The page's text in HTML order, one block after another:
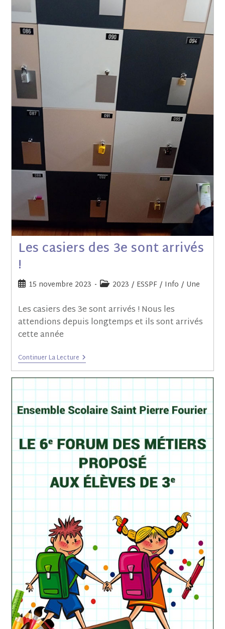
Les casiers des 3e sont arrivés
!
15 novembre 2023 2023 / ESSPF / Info / Une
Les casiers des 3e sont arrivés ! Nous les
attendions depuis longtemps et ils sont arrivés
cette année
Continuer La Lecture